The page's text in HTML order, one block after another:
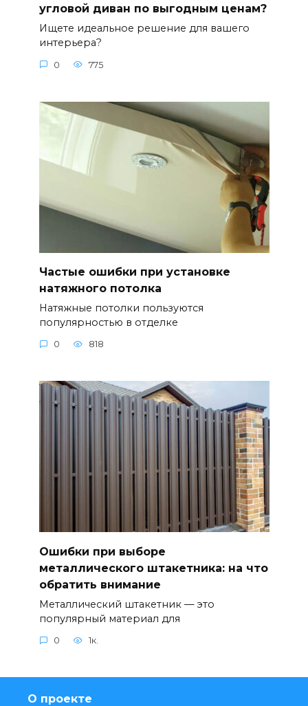
угловой диван по выгодным ценам?
Ищете идеальное решение для вашего
интерьера?
0 775
Частые ошибки при установке
натяжного потолка
Натяжные потолки пользуются
популярностью в отделке
0 818
Ошибки при выборе
металлического штакетника: на что
обратить внимание
Металлический штакетник — это
популярный материал для
0 1к.
О проекте